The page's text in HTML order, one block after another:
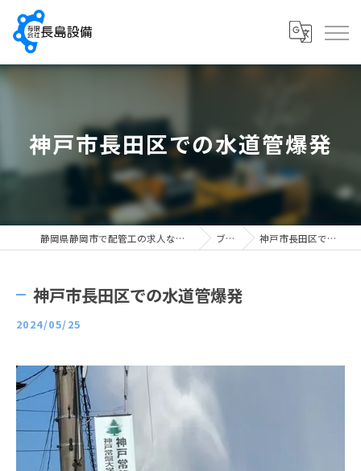
神戸市長田区での水道管爆発
静岡県静岡市で配管工の求人なら有限会社長島設備 ブログ 神戸市長田区での水道管爆発
神戸市長田区での水道管爆発
2024/05/25